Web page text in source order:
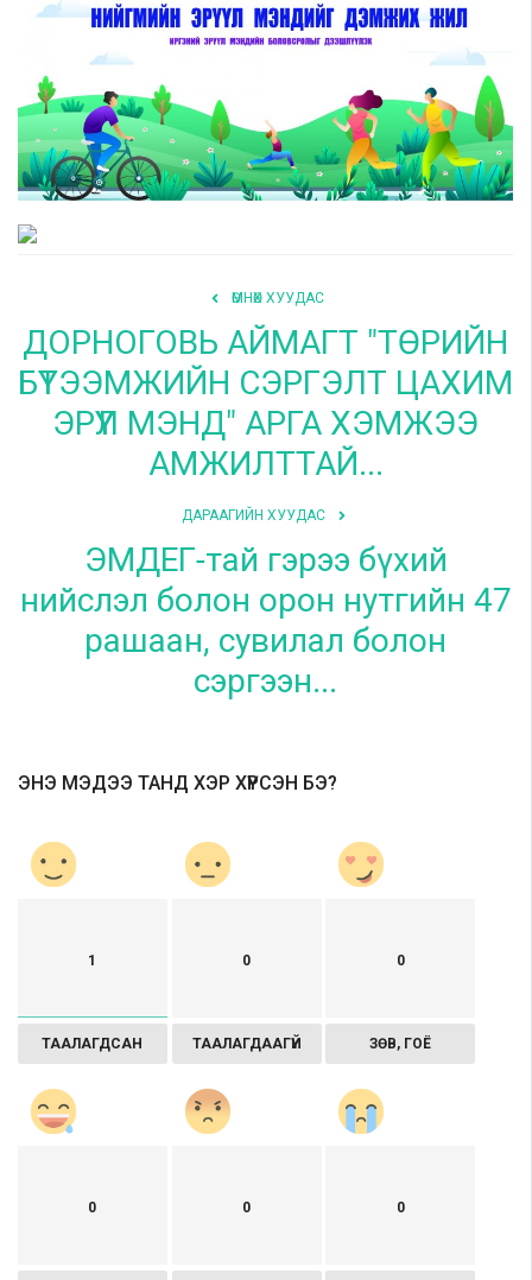
Шилэн данс
Авлига-110
ӨМНӨХ ХУУДАС
ДОРНОГОВЬ АЙМАГТ "ТӨРИЙН
БҮТЭЭМЖИЙН СЭРГЭЛТ ЦАХИМ
ЭРҮҮЛ МЭНД" АРГА ХЭМЖЭЭ
АМЖИЛТТАЙ...
ДАРААГИЙН ХУУДАС
ЭМДЕГ-тай гэрээ бүхий
нийслэл болон орон нутгийн 47
рашаан, сувилал болон
сэргээн...
ЭНЭ МЭДЭЭ ТАНД ХЭР ХҮРСЭН БЭ?
1
ТААЛАГДСАН
0
ТААЛАГДААГҮЙ
0
ЗӨВ, ГОЁ
0 0 0